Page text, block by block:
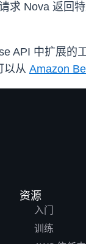
求 Nova 返回
API 中扩展的
以从 Amazon
资源
入门
训练